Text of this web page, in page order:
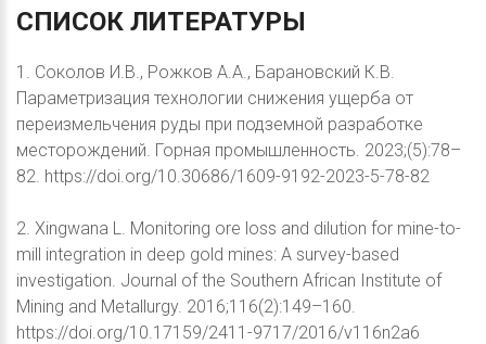
СПИСОК ЛИТЕРАТУРЫ
1. Соколов И.В., Рожков А.А., Барановский К.В.
Параметризация технологии снижения ущерба от
переизмельчения руды при подземной разработке
месторождений. Горная промышленность. 2023;(5):78–
82. https://doi.org/10.30686/1609-9192-2023-5-78-82
2. Xingwana L. Monitoring ore loss and dilution for mine-to-
mill integration in deep gold mines: A survey-based
investigation. Journal of the Southern African Institute of
Mining and Metallurgy. 2016;116(2):149–160.
https://doi.org/10.17159/2411-9717/2016/v116n2a6